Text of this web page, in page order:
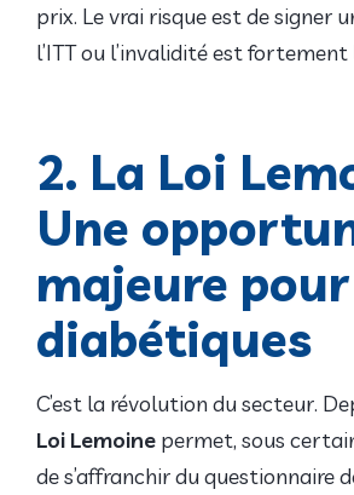
prix. Le vrai risque est de signer
l’ITT ou l’invalidité est
2. La Loi
Une
majeure
diabétiques
C’est la révolution du secteur.
Loi Lemoine permet, sous
de s’affranchir du questionnaire